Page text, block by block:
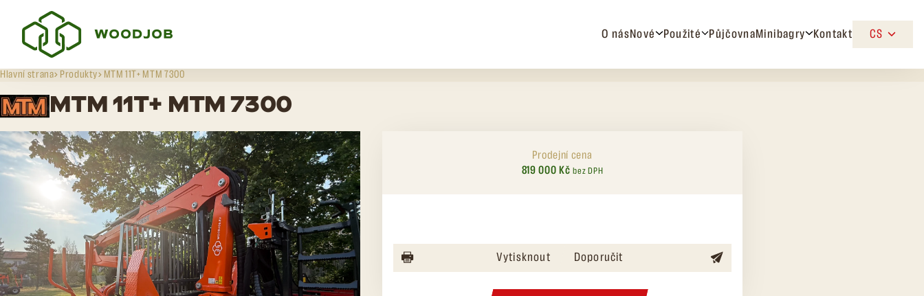
O násNové Použité PůjčovnaMinibagry Kontakt CS
Hlavní strana Produkty MTM 11T+ MTM 7300
MTM 11T+ MTM 7300
Prodejní cena
819 000 Kčbez DPH
Vytisknout Doporučit